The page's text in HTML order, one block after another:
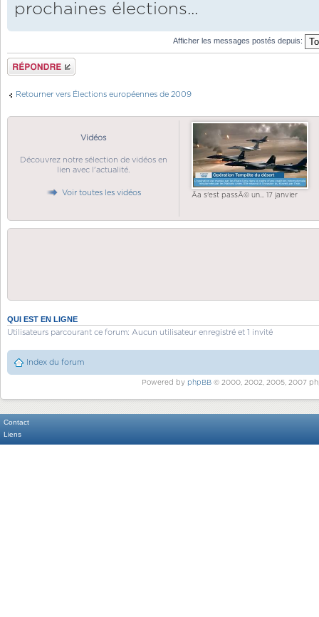
prochaines élections...
Afficher les messages postés depuis:
Répondre
Retourner vers Élections européennes de 2009
Vidéos
Découvrez notre sélection de vidéos en
lien avec l'actualité.
Voir toutes les vidéos Ãa s'est passÃ© un... 17 janvier
QUI EST EN LIGNE
Utilisateurs parcourant ce forum: Aucun utilisateur enregistré et 1 invité
Index du forum
Powered by phpBB© 2000, 2002, 2005, 2007
Contact
Liens